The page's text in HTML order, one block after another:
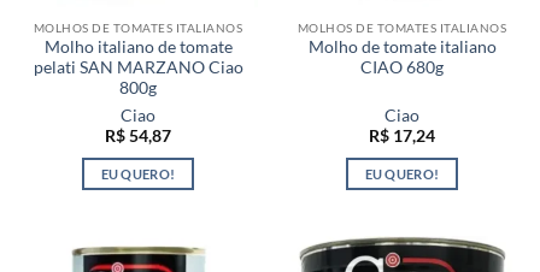
MOLHOS DE TOMATES ITALIANOS
Molho italiano de tomate
pelati SAN MARZANO Ciao
800g
Ciao
R$54,87
EU QUERO!
MOLHOS DE TOMATES ITALIANOS
Molho de tomate italiano
CIAO 680g
Ciao
R$ 17,24
EU QUERO!